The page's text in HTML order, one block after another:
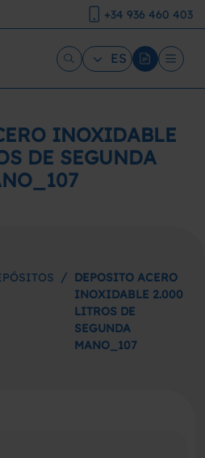
+34 936 460 403
ES
INOXIDABLE
DE SEGUNDA
/ DEPOSITO ACERO
INOXIDABLE 2.000
LITROS DE
SEGUNDA
MANO_107